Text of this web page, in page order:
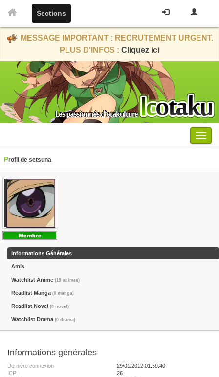
Sections
MESSAGE IMPORTANT : RECRUTEMENT URGENT.
PLUS D'INFOS : Cliquez ici
Menu
Profil de setsuna
Informations Générales
Amis
Watchlist Anime (18 animes)
Readlist Manga (0 manga)
Readlist Novel (0 novel)
Watchlist Drama (0 drama)
Informations générales
Dernière connexion
29/01/2012 01:59:40
ICP
26